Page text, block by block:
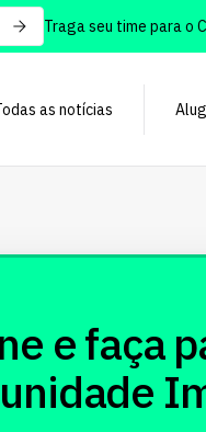
Traga seu time para o
as notícias
e faça